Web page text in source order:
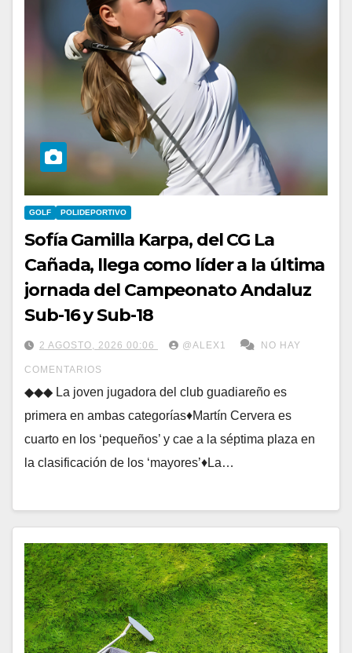
GOLF POLIDEPORTIVO
Sofía Gamilla Karpa, del CG La
Cañada, llega como líder a la última
jornada del Campeonato Andaluz
Sub-16 y Sub-18
2 AGOSTO, 2026 00:06 @ALEX1 NO HAY
COMENTARIOS
◆◆◆ La joven jugadora del club guadiareño es
primera en ambas categorías♦Martín Cervera es
cuarto en los ‘pequeños’ y cae a la séptima plaza en
la clasificación de los ‘mayores’♦La…